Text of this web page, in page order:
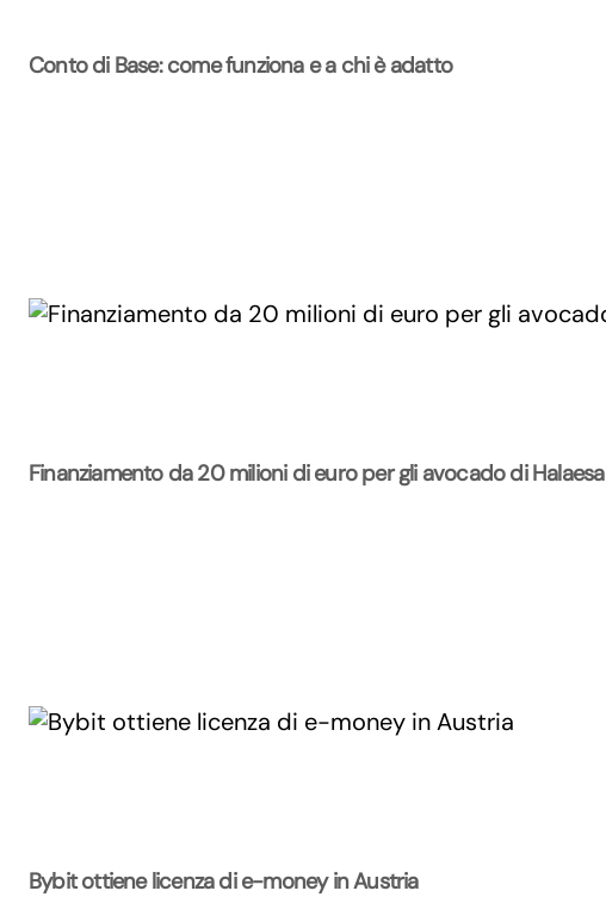
Conto di Base: come funziona e a chi è adatto
Finanziamento da 20 milioni di euro per gli avocado di Halaesa
Bybit ottiene licenza di e-money in Austria